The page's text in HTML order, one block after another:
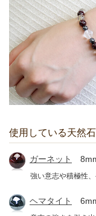
使用している天然石
ガーネット
強い意志や積極性
ヘマタイト